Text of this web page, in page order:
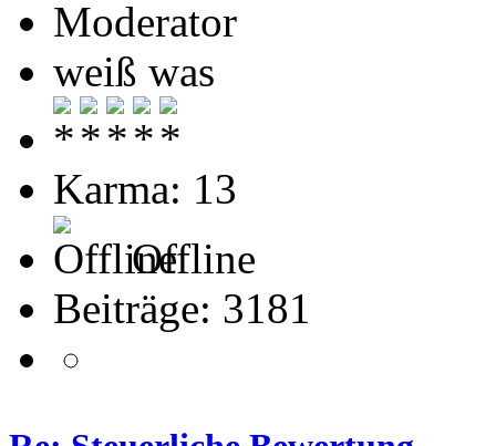
Moderator
weiß was
Karma: 13
Offline
Beiträge: 3181